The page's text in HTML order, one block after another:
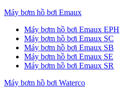
Máy bơm hồ bơi Emaux
Máy bơm hồ bơi Emaux EPH
Máy bơm hồ bơi Emaux SC
Máy bơm hồ bơi Emaux SB
Máy bơm hồ bơi Emaux SE
Máy bơm hồ bơi Emaux SR
Máy bơm hồ bơi Waterco